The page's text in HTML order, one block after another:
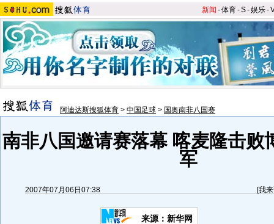
新闻 -体育-S-娱乐-
阿迪达斯搜狐体育 > 中国足球 > 国奥南非八国赛
南非八国邀请赛落幕 喀麦隆击败
军
2007年07月06日07:38 [我
来源：新华网